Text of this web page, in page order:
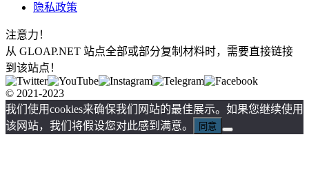
隐私政策
注意力！
从 GLOAP.NET 站点全部或部分复制材料时，需要直接链接
到该站点！
© 2021-2023
我们使用cookies来确保我们网站的最佳展示。如果您继续使用
该网站，我们将假设您对此感到满意。
同意